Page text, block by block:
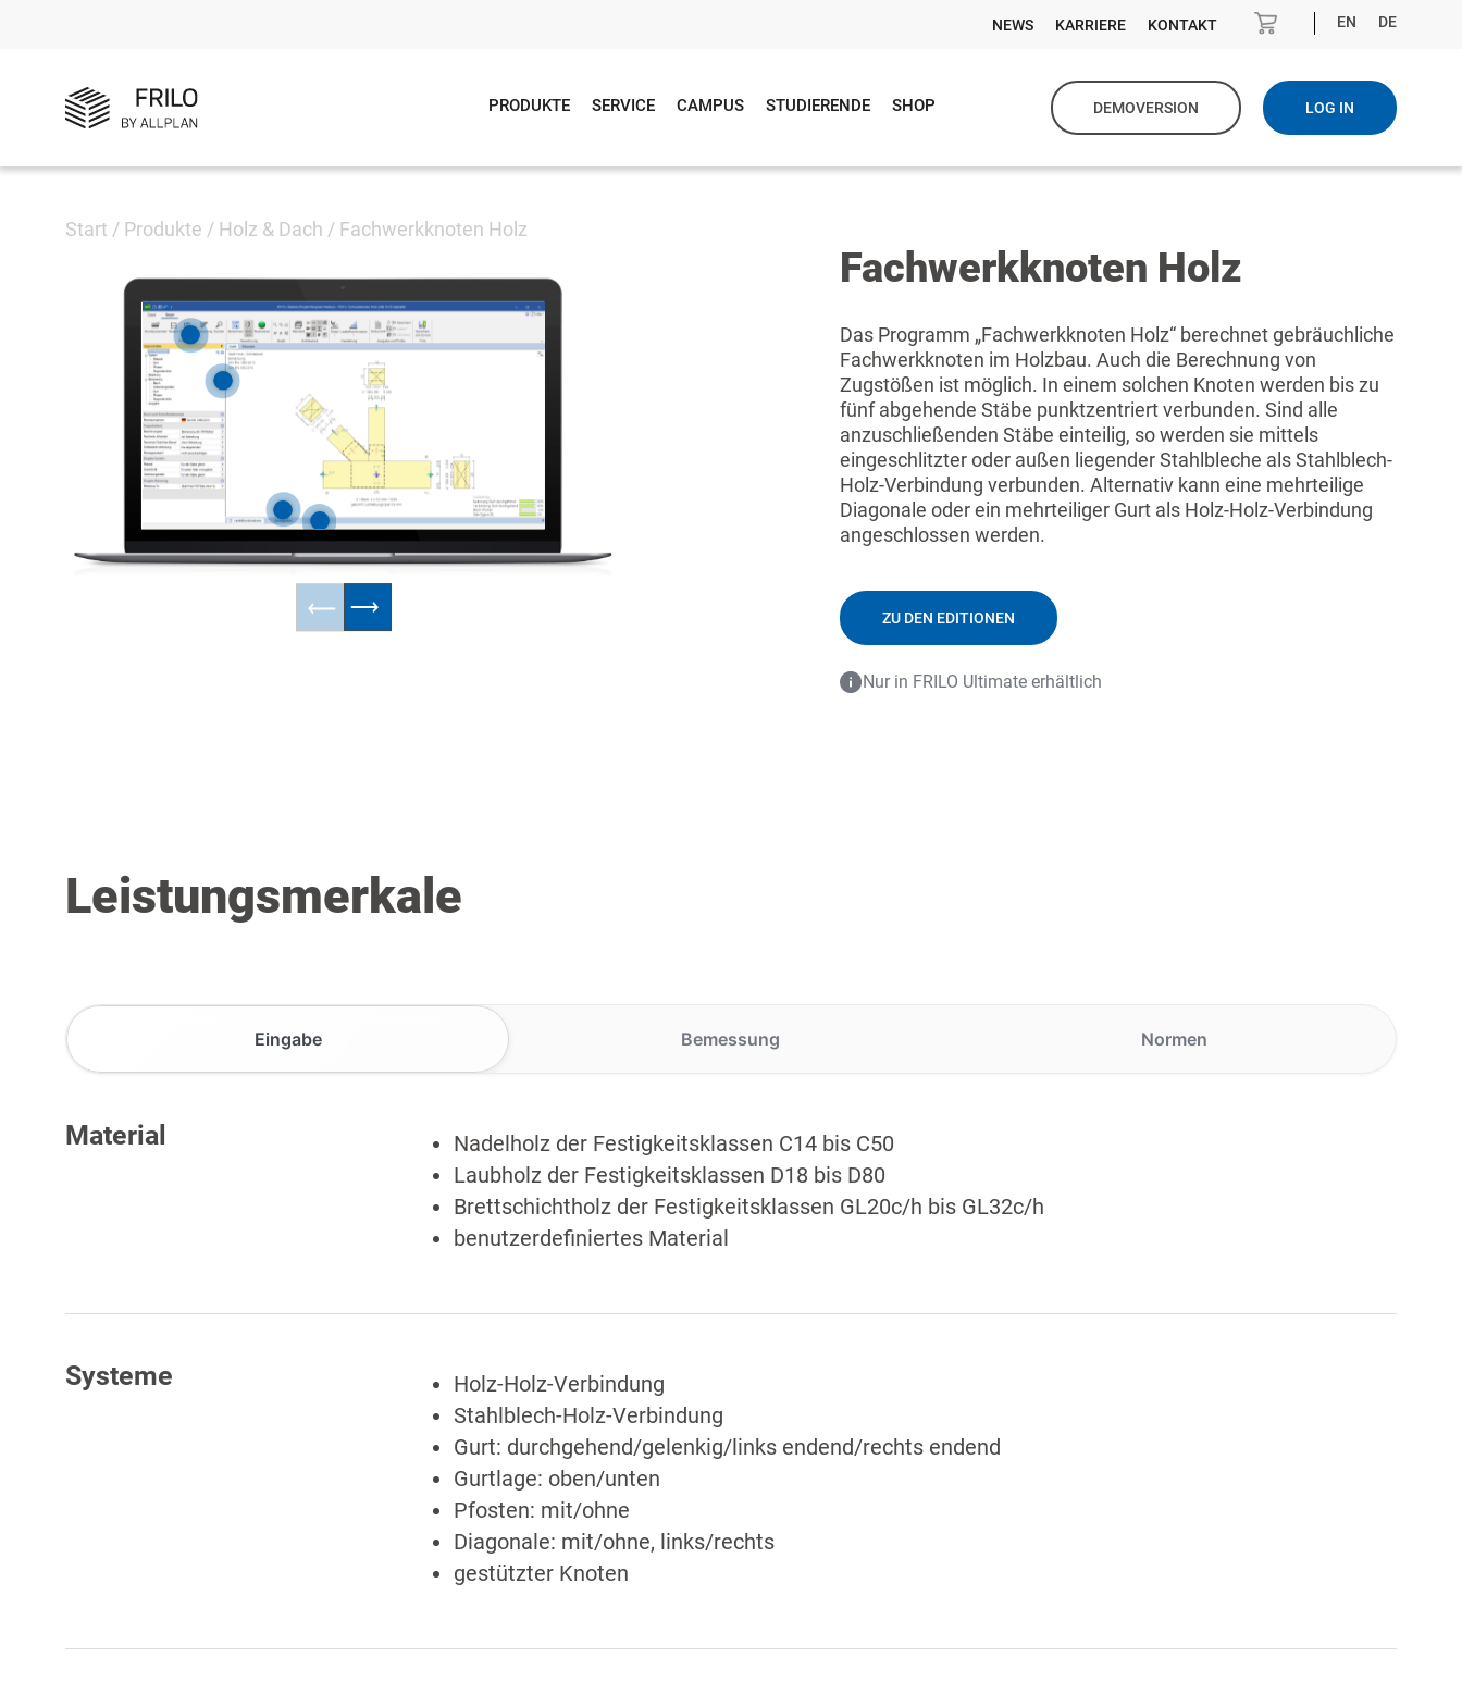
NEWS KARRIERE KONTAKT EN DE
PRODUKTE SERVICE CAMPUS STUDIERENDE SHOP DEMOVERSION LOG IN
Start / Produkte / Holz & Dach / Fachwerkknoten Holz
Fachwerkknoten Holz
Das Programm „Fachwerkknoten Holz“ berechnet gebräuchliche
Fachwerkknoten im Holzbau. Auch die Berechnung von
Zugstößen ist möglich. In einem solchen Knoten werden bis zu
fünf abgehende Stäbe punktzentriert verbunden. Sind alle
anzuschließenden Stäbe einteilig, so werden sie mittels
eingeschlitzter oder außen liegender Stahlbleche als Stahlblech-
Holz-Verbindung verbunden. Alternativ kann eine mehrteilige
Diagonale oder ein mehrteiliger Gurt als Holz-Holz-Verbindung
angeschlossen werden.
ZU DEN EDITIONEN
Nur in FRILO Ultimate erhältlich
Leistungsmerkale
Eingabe Bemessung Normen
Material
Nadelholz der Festigkeitsklassen C14 bis C50
Laubholz der Festigkeitsklassen D18 bis D80
Brettschichtholz der Festigkeitsklassen GL20c/h bis GL32c/h
benutzerdefiniertes Material
Systeme
Holz-Holz-Verbindung
Stahlblech-Holz-Verbindung
Gurt: durchgehend/gelenkig/links endend/rechts endend
Gurtlage: oben/unten
Pfosten: mit/ohne
Diagonale: mit/ohne, links/rechts
gestützter Knoten